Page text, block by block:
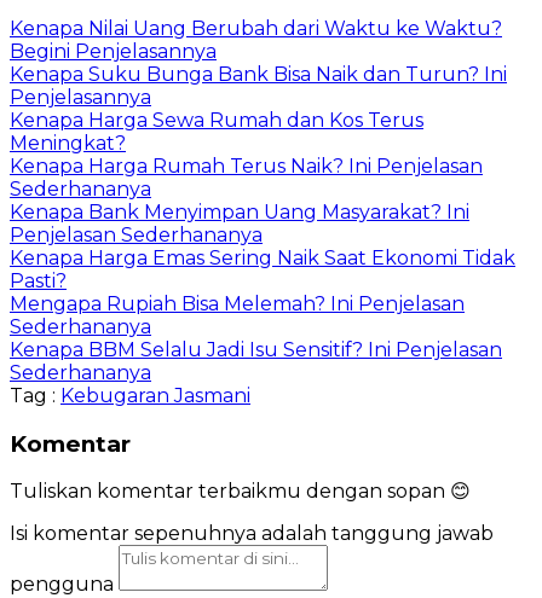
Kenapa Nilai Uang Berubah dari Waktu ke Waktu?
Begini Penjelasannya
Kenapa Suku Bunga Bank Bisa Naik dan Turun? Ini
Penjelasannya
Kenapa Harga Sewa Rumah dan Kos Terus
Meningkat?
Kenapa Harga Rumah Terus Naik? Ini Penjelasan
Sederhananya
Kenapa Bank Menyimpan Uang Masyarakat? Ini
Penjelasan Sederhananya
Kenapa Harga Emas Sering Naik Saat Ekonomi Tidak
Pasti?
Mengapa Rupiah Bisa Melemah? Ini Penjelasan
Sederhananya
Kenapa BBM Selalu Jadi Isu Sensitif? Ini Penjelasan
Sederhananya
Tag : Kebugaran Jasmani
Komentar
Tuliskan komentar terbaikmu dengan sopan 😊
Isi komentar sepenuhnya adalah tanggung jawab
pengguna